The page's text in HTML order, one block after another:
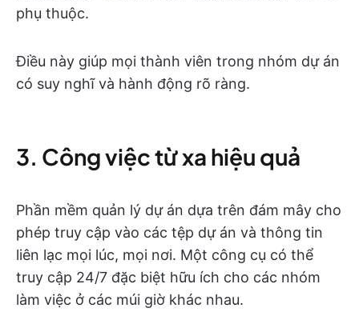
phụ thuộc.
Điều này giúp mọi thành viên trong nhóm dự án
có suy nghĩ và hành động rõ ràng.
3. Công việc từ xa hiệu quả
Phần mềm quản lý dự án dựa trên đám mây cho
phép truy cập vào các tệp dự án và thông tin
liên lạc mọi lúc, mọi nơi. Một công cụ có thể
truy cập 24/7 đặc biệt hữu ích cho các nhóm
làm việc ở các múi giờ khác nhau.